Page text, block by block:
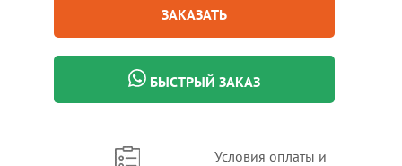
ЗАКАЗАТЬ
БЫСТРЫЙ ЗАКАЗ
Условия оплаты и